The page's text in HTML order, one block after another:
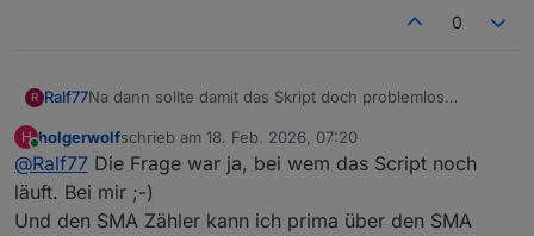
0
R Ralf77Na dann sollte damit das Skript doch problemlos
und auf die IR-Schnittstelle des Zählers packen (wenn
kompatibel)
H
Online
holgerwolfschrieb am 18. Feb. 2026, 07:20
zuletzt editiert von
@Ralf77 Die Frage war ja, bei wem das Script noch
läuft. Bei mir ;-)
Und den SMA Zähler kann ich prima über den SMA